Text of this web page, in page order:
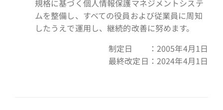
規格に基づく個人情報保護マネジメントシステ
ムを整備し、すべての役員および従業員に周知
したうえで運用し、継続的改善に努めます。
制定日 ：2005年4月1日
最終改定日：2024年4月1日